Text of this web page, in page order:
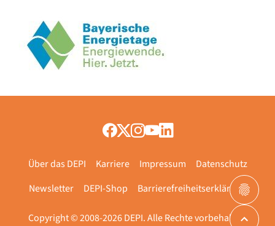
Copyright © 2008-2026 DEPI. Alle Rechte vorbehalten.
Über das DEPI Karriere Impressum
Datenschutz
Newsletter
DEPI-Shop Barrierefreiheitserklärung